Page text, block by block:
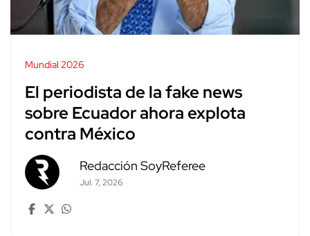
Mundial 2026
El periodista de la fake news
sobre Ecuador ahora explota
contra México
Redacción SoyReferee
Jul. 7, 2026